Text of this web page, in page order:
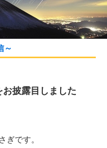
i
g
a
t
i
～
お披露目しました
ぎです。